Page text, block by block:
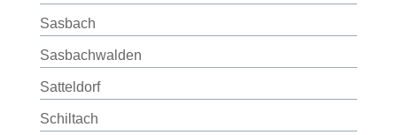
Sasbach
Sasbachwalden
Satteldorf
Schiltach